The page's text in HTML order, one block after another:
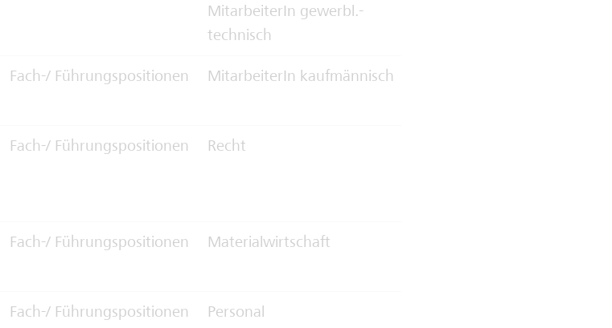
MitarbeiterIn gewerbl.-
technisch
Fach-/ Führungspositionen MitarbeiterIn kaufmännisch
Fach-/ Führungspositionen Recht
Fach-/ Führungspositionen Materialwirtschaft
Fach-/ Führungspositionen Personal